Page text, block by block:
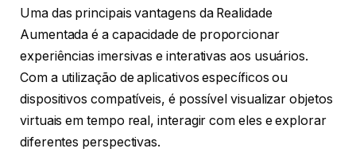
Uma das principais vantagens da Realidade
Aumentada é a capacidade de proporcionar
experiências imersivas e interativas aos usuários.
Com a utilização de aplicativos específicos ou
dispositivos compatíveis, é possível visualizar objetos
virtuais em tempo real, interagir com eles e explorar
diferentes perspectivas.